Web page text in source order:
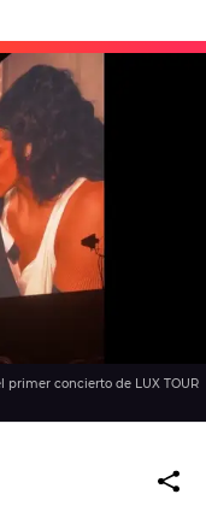
primer concierto de LUX TOUR